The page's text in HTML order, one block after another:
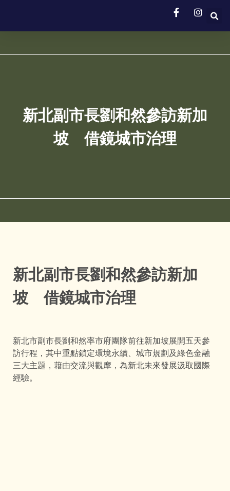
新北副市長劉和然參訪新加
坡 借鏡城市治理
新北副市長劉和然參訪新加
坡 借鏡城市治理
新北市副市長劉和然率市府團隊前往新加坡展開五天參
訪行程，其中重點鎖定環境永續、城市規劃及綠色金融
三大主題，藉由交流與觀摩，為新北未來發展汲取國際
經驗。